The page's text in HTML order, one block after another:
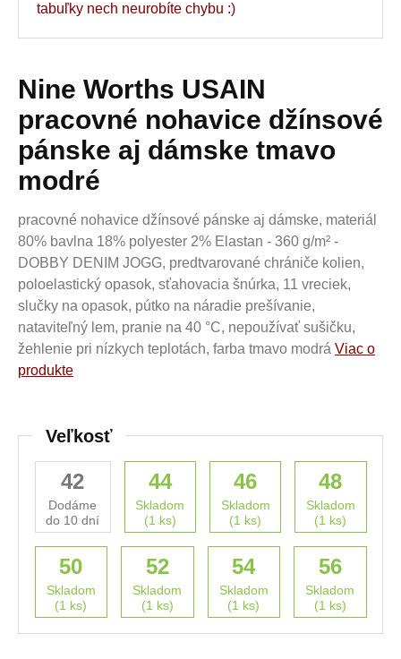
Nine Worths USAIN
pracovné nohavice džínsové
pánske aj dámske tmavo
modré
pracovné nohavice džínsové pánske aj dámske, materiál
80% bavlna 18% polyester 2% Elastan - 360 g/m² -
DOBBY DENIM JOGG, predtvarované chrániče kolien,
poloelastický opasok, sťahovacia šnúrka, 11 vreciek,
slučky na opasok, pútko na náradie prešívanie,
nataviteľný lem, pranie na 40 °C, nepoužívať sušičku,
žehlenie pri nízkych teplotách, farba tmavo modrá Viac o
produkte
Veľkosť
42
Dodáme
do 10 dní
44
Skladom
(1 ks)
46
Skladom
(1 ks)
48
Skladom
(1 ks)
50
Skladom
(1 ks)
52
Skladom
(1 ks)
54
Skladom
(1 ks)
56
Skladom
(1 ks)
tabuľky nech neurobíte chybu :)